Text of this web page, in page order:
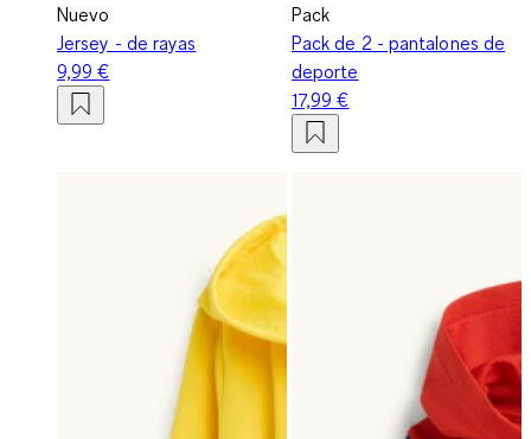
Nuevo
Jersey - de rayas
9,99 €
Pack
Pack de 2 - pantalones de
deporte
17,99 €